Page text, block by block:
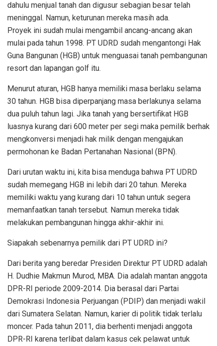
dahulu menjual tanah dan digusur sebagian besar telah
meninggal. Namun, keturunan mereka masih ada.
Proyek ini sudah mulai mengambil ancang-ancang akan
mulai pada tahun 1998. PT UDRD sudah mengantongi Hak
Guna Bangunan (HGB) untuk menguasai tanah pembangunan
resort dan lapangan golf itu.
Menurut aturan, HGB hanya memiliki masa berlaku selama
30 tahun. HGB bisa diperpanjang masa berlakunya selama
dua puluh tahun lagi. Jika tanah yang bersertifikat HGB
luasnya kurang dari 600 meter per segi maka pemilik berhak
mengkonversi menjadi hak milik dengan mengajukan
permohonan ke Badan Pertanahan Nasional (BPN).
Dari urutan waktu ini, kita bisa menduga bahwa PT UDRD
sudah memegang HGB ini lebih dari 20 tahun. Mereka
memiliki waktu yang kurang dari 10 tahun untuk segera
memanfaatkan tanah tersebut. Namun mereka tidak
melakukan pembangunan hingga akhir-akhir ini.
Siapakah sebenarnya pemilik dari PT UDRD ini?
Dari berita yang beredar Presiden Direktur PT UDRD adalah
H. Dudhie Makmun Murod, MBA. Dia adalah mantan anggota
DPR-RI periode 2009-2014. Dia berasal dari Partai
Demokrasi Indonesia Perjuangan (PDIP) dan menjadi wakil
dari Sumatera Selatan. Namun, karier di politik tidak terlalu
moncer. Pada tahun 2011, dia berhenti menjadi anggota
DPR-RI karena terlibat dalam kasus cek pelawat untuk